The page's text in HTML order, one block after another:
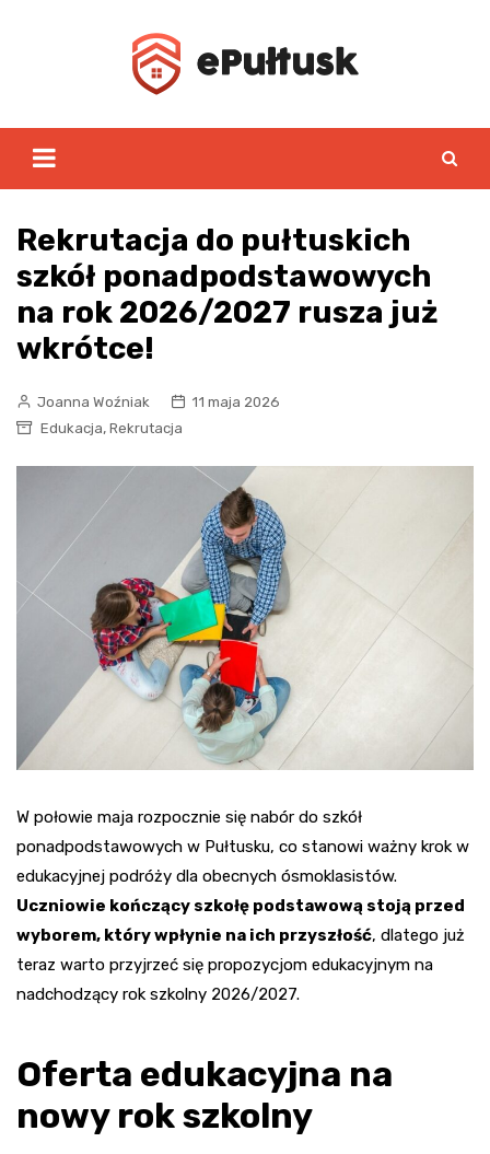
Rekrutacja do pułtuskich
szkół ponadpodstawowych
na rok 2026/2027 rusza już
wkrótce!
Joanna Woźniak
11 maja 2026
Edukacja, Rekrutacja
W połowie maja rozpocznie się nabór do szkół
ponadpodstawowych w Pułtusku, co stanowi ważny krok w
edukacyjnej podróży dla obecnych ósmoklasistów.
Uczniowie kończący szkołę podstawową stoją przed
wyborem, który wpłynie na ich przyszłość, dlatego już
teraz warto przyjrzeć się propozycjom edukacyjnym na
nadchodzący rok szkolny 2026/2027.
Oferta edukacyjna na
nowy rok szkolny